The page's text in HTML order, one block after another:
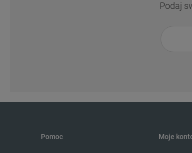
Podaj
Pomoc Moje